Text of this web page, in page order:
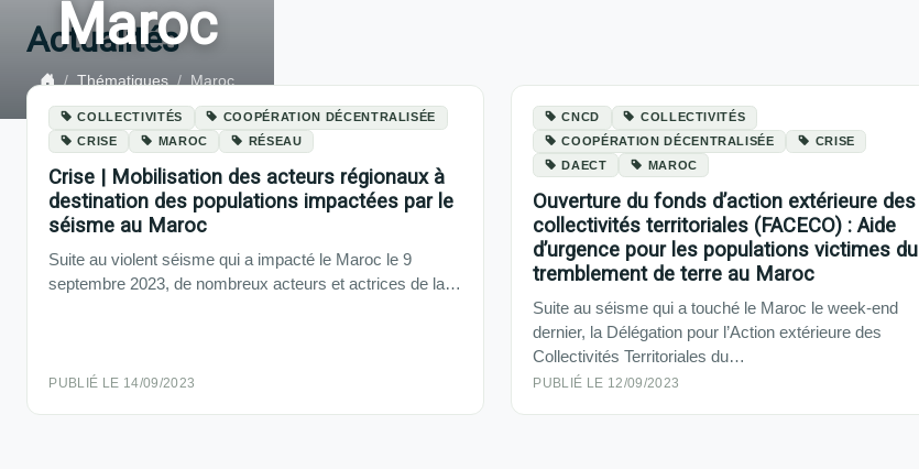
Maroc
Thématiques Maroc
Actualités
COLLECTIVITÉS
COOPÉRATION DÉCENTRALISÉE
CRISE
MAROC RÉSEAU
Crise | Mobilisation des acteurs régionaux à
destination des populations impactées par le
séisme au Maroc
Suite au violent séisme qui a impacté le Maroc le 9
septembre 2023, de nombreux acteurs et actrices de la…
PUBLIÉ LE 14/09/2023
CNCD
COLLECTIVITÉS
COOPÉRATION DÉCENTRALISÉE
CRISE
DAECT
MAROC
Ouverture du fonds d’action extérieure des
collectivités territoriales (FACECO) : Aide
d’urgence pour les populations victimes du
tremblement de terre au Maroc
Suite au séisme qui a touché le Maroc le week-end
dernier, la Délégation pour l’Action extérieure des
Collectivités Territoriales du…
PUBLIÉ LE 12/09/2023